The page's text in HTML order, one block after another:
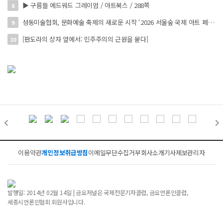
8 ▶ 구름들 에드워드 그레이엄 / 아트북스 / 288쪽
9 성동미술협회, 문화예술 축제의 새로운 시작 ‘2026 서울숲 국제 아트 페스타’ 개최
10 [판도라의 상자 앞에서: 민주주의의 근원을 묻다]
이용약관개인정보취급방침이메일무단수집거부회사소개기사제보관리자
발행일: 2014년 02월 14일 | 금요저널은 국제전문기자클럽, 금요언론인클럽,
세종시언론인협회 회원사입니다.